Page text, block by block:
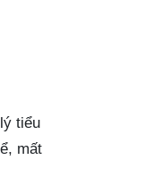
tiểu
mất